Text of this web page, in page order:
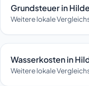
Grundsteuer in
Weitere lokale
Wasserkosten in
Weitere lokale